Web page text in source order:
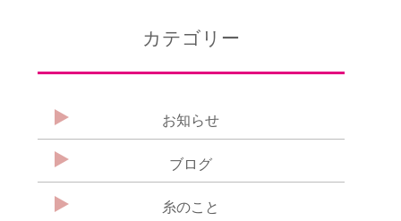
カテゴリー
お知らせ
ブログ
糸のこと